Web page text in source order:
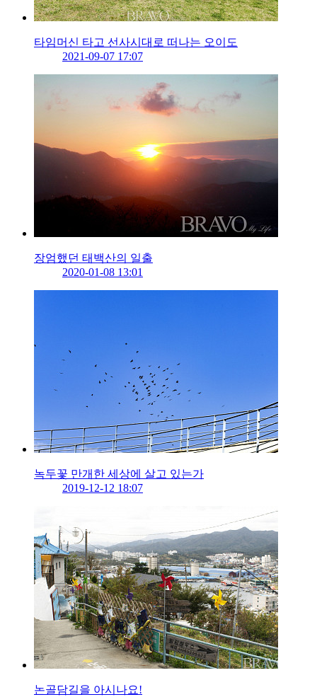
타임머신 타고 선사시대로 떠나는 오이도
2021-09-07 17:07
장엄했던 태백산의 일출
2020-01-08 13:01
녹두꽃 만개한 세상에 살고 있는가
2019-12-12 18:07
논골담길을 아시나요!